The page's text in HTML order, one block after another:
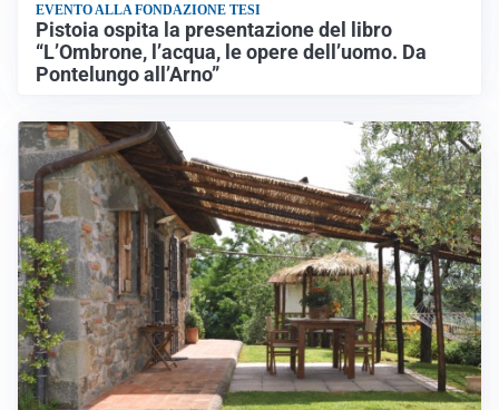
EVENTO ALLA FONDAZIONE TESI
Pistoia ospita la presentazione del libro
“L’Ombrone, l’acqua, le opere dell’uomo. Da
Pontelungo all’Arno”